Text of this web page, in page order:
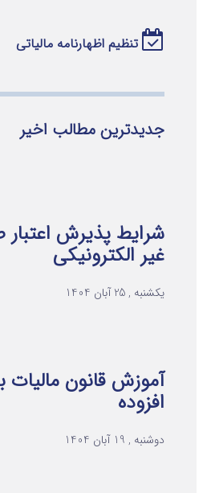
تنظیم اظهارنامه مالیاتی
جدیدترین مطالب اخیر
شرایط پذیرش
غیر الکترونیکی
یکشنبه , 25 آبان 1404
آموزش قانون مالیات
افزوده
دوشنبه , 19 آبان 1404